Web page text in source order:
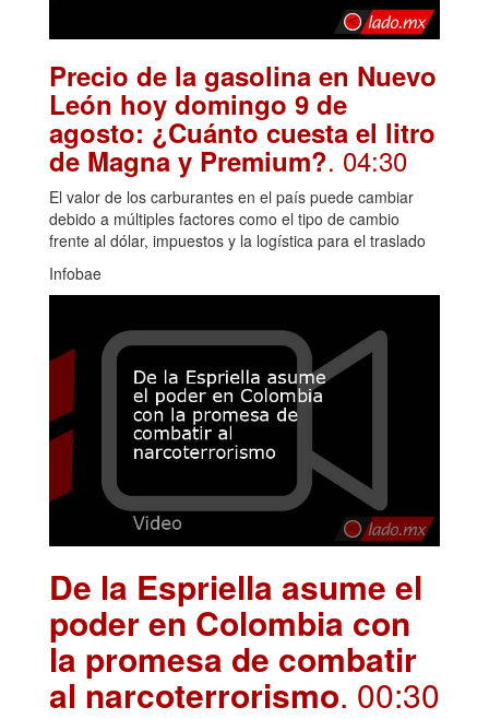
Precio de la gasolina en Nuevo
León hoy domingo 9 de
agosto: ¿Cuánto cuesta el litro
de Magna y Premium?. 04:30
El valor de los carburantes en el país puede cambiar
debido a múltiples factores como el tipo de cambio
frente al dólar, impuestos y la logística para el traslado
Infobae
De la Espriella asume el
poder en Colombia con
la promesa de combatir
al narcoterrorismo. 00:30